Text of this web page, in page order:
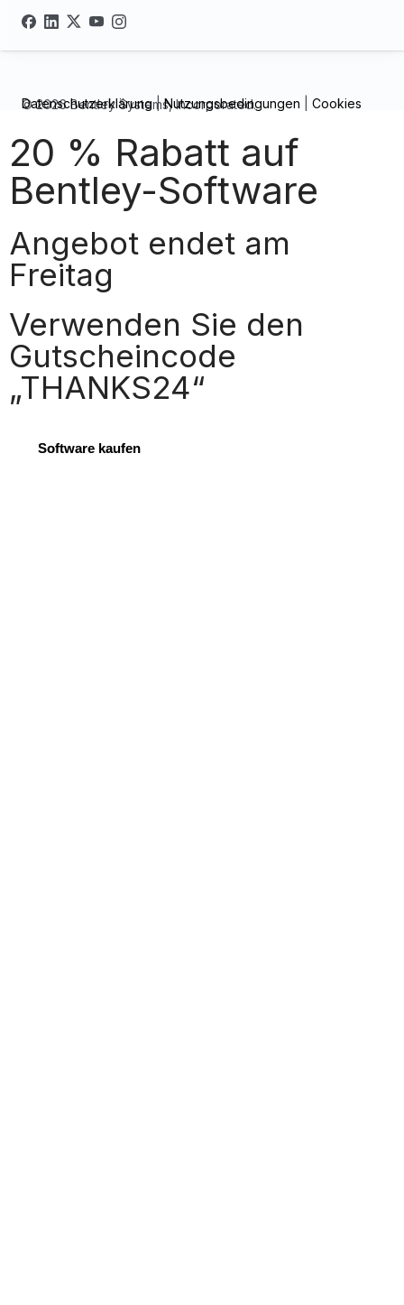
© 2026 Bentley Systems, Incorporated.
Datenschutzerklärung|Nutzungsbedingungen Cookies
20 % Rabatt auf
Bentley-Software
Angebot endet am
Freitag
Verwenden Sie den
Gutscheincode
„THANKS24“
Software kaufen